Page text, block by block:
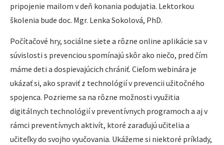
pripojenie mailom v deň konania podujatia. Lektorkou
školenia bude doc. Mgr. Lenka Sokolová, PhD.
Počítačové hry, sociálne siete a rôzne online aplikácie sa v
súvislosti s prevenciou spomínajú skôr ako niečo, pred čím
máme deti a dospievajúcich chrániť. Cieľom webinára je
ukázať si, ako spraviť z technológií v prevencii užitočného
spojenca. Pozrieme sa na rôzne možnosti využitia
digitálnych technológií v preventívnych programoch a aj v
rámci preventívnych aktivít, ktoré zaraďujú učitelia a
učiteľky do svojho vyučovania. Ukážeme si niektoré príklady,